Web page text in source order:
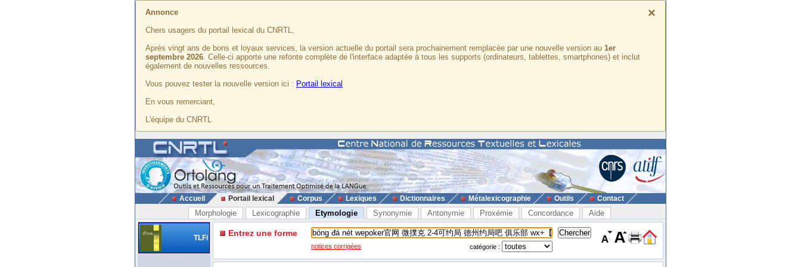
×
Annonce
Chers usagers du portail lexical du CNRTL,
Après vingt ans de bons et loyaux services, la version actuelle du portail sera prochainement remplacée par une nouvelle version au 1er
septembre 2026. Celle-ci apporte une refonte complète de l'interface adaptée à tous les supports (ordinateurs, tablettes, smartphones) et inclut
également de nouvelles ressources.
Vous pouvez tester la nouvelle version ici : Portail lexical
En vous remerciant,
L'équipe du CNRTL
Accueil Portail lexical Corpus Lexiques Dictionnaires Métalexicographie Outils Contact
Morphologie Lexicographie Etymologie Synonymie Antonymie Proxémie Concordance Aide
TLFi Entrez une forme
notices corrigées catégorie :